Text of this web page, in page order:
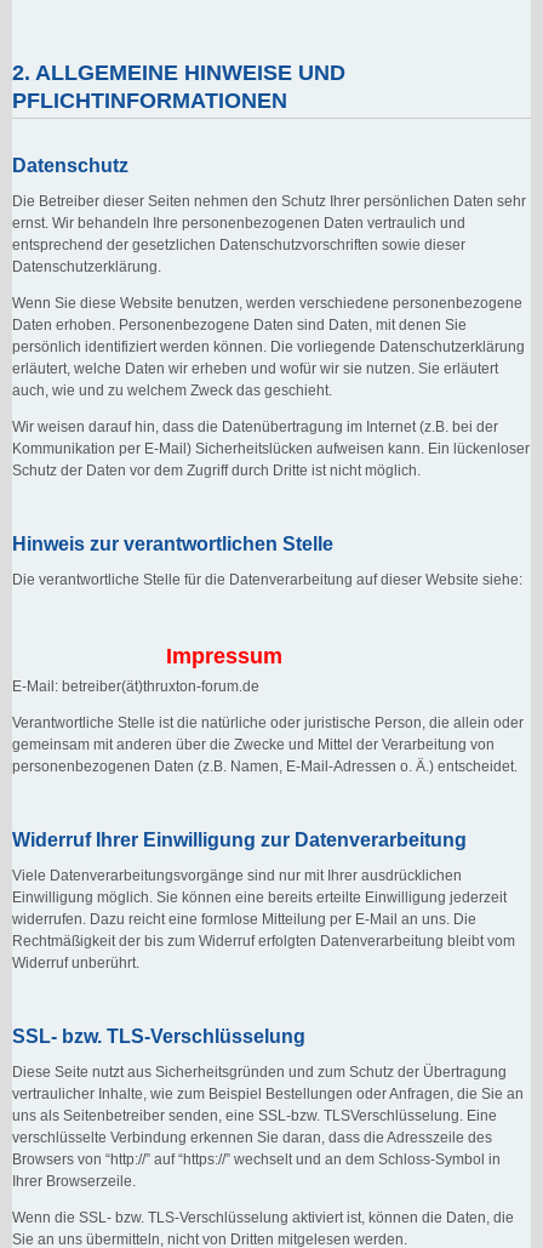
2. ALLGEMEINE HINWEISE UND
PFLICHTINFORMATIONEN
Datenschutz
Die Betreiber dieser Seiten nehmen den Schutz Ihrer persönlichen Daten sehr
ernst. Wir behandeln Ihre personenbezogenen Daten vertraulich und
entsprechend der gesetzlichen Datenschutzvorschriften sowie dieser
Datenschutzerklärung.
Wenn Sie diese Website benutzen, werden verschiedene personenbezogene
Daten erhoben. Personenbezogene Daten sind Daten, mit denen Sie
persönlich identifiziert werden können. Die vorliegende Datenschutzerklärung
erläutert, welche Daten wir erheben und wofür wir sie nutzen. Sie erläutert
auch, wie und zu welchem Zweck das geschieht.
Wir weisen darauf hin, dass die Datenübertragung im Internet (z.B. bei der
Kommunikation per E-Mail) Sicherheitslücken aufweisen kann. Ein lückenloser
Schutz der Daten vor dem Zugriff durch Dritte ist nicht möglich.
Hinweis zur verantwortlichen Stelle
Die verantwortliche Stelle für die Datenverarbeitung auf dieser Website siehe:
Impressum
E-Mail: betreiber(ät)thruxton-forum.de
Verantwortliche Stelle ist die natürliche oder juristische Person, die allein oder
gemeinsam mit anderen über die Zwecke und Mittel der Verarbeitung von
personenbezogenen Daten (z.B. Namen, E-Mail-Adressen o. Ä.) entscheidet.
Widerruf Ihrer Einwilligung zur Datenverarbeitung
Viele Datenverarbeitungsvorgänge sind nur mit Ihrer ausdrücklichen
Einwilligung möglich. Sie können eine bereits erteilte Einwilligung jederzeit
widerrufen. Dazu reicht eine formlose Mitteilung per E-Mail an uns. Die
Rechtmäßigkeit der bis zum Widerruf erfolgten Datenverarbeitung bleibt vom
Widerruf unberührt.
SSL- bzw. TLS-Verschlüsselung
Diese Seite nutzt aus Sicherheitsgründen und zum Schutz der Übertragung
vertraulicher Inhalte, wie zum Beispiel Bestellungen oder Anfragen, die Sie an
uns als Seitenbetreiber senden, eine SSL-bzw. TLSVerschlüsselung. Eine
verschlüsselte Verbindung erkennen Sie daran, dass die Adresszeile des
Browsers von “http://” auf “https://” wechselt und an dem Schloss-Symbol in
Ihrer Browserzeile.
Wenn die SSL- bzw. TLS-Verschlüsselung aktiviert ist, können die Daten, die
Sie an uns übermitteln, nicht von Dritten mitgelesen werden.